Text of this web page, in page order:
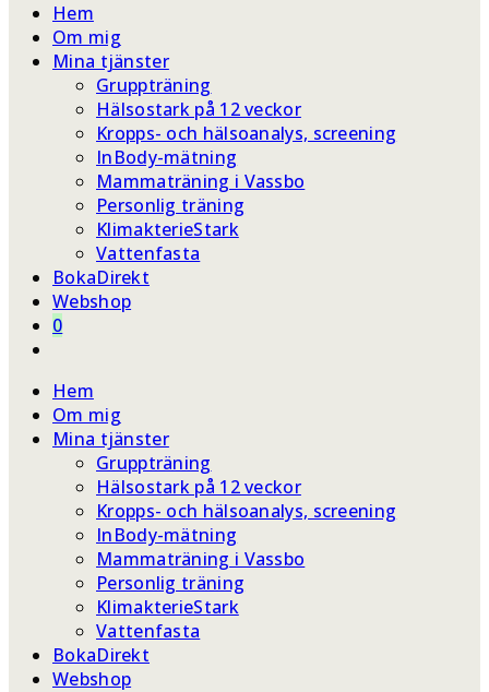
Hem
Om mig
Mina tjänster
Gruppträning
Hälsostark på 12 veckor
Kropps- och hälsoanalys, screening
InBody-mätning
Mammaträning i Vassbo
Personlig träning
KlimakterieStark
Vattenfasta
BokaDirekt
Webshop
0
webbplatssökning
Hem
Om mig
Mina tjänster
Gruppträning
Hälsostark på 12 veckor
Kropps- och hälsoanalys, screening
InBody-mätning
Mammaträning i Vassbo
Personlig träning
KlimakterieStark
Vattenfasta
BokaDirekt
Webshop